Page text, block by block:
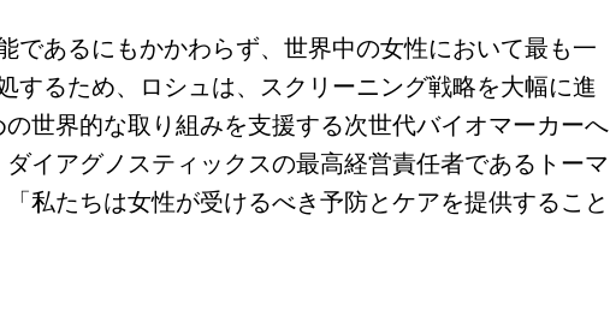
であるにもかかわらず、世界中の女性において最も一
するため、ロシュは、スクリーニング戦略を大幅に進
世界的な取り組みを支援する次世代バイオマーカーへ
イアグノスティックスの最高経営責任者であるトーマ
私たちは女性が受けるべき予防とケアを提供すること